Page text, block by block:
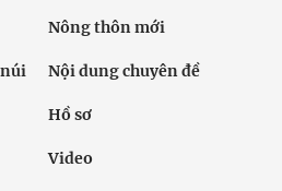
Nông thôn mới
Nội dung chuyên đề
Hồ sơ
Video